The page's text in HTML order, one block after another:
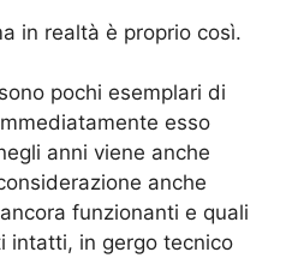
in realtà è proprio così.
pochi esemplari di
esso
anni viene anche
anche
funzionanti e quali
intatti, in gergo tecnico